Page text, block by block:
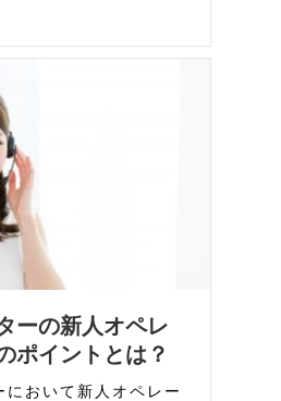
ーの新人オペレ
ポイントとは？
において新人オペレー